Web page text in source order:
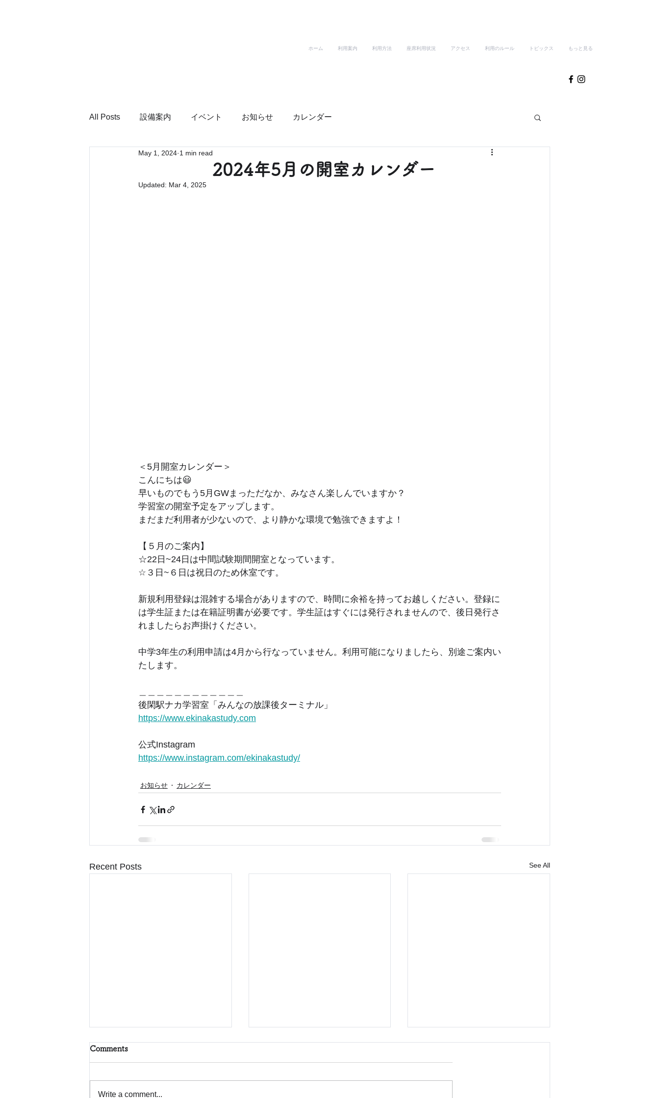
ホーム 利用案内 利用方法 座席利用状況 アクセス 利用のルール トピックス もっと見る
All Posts 設備案内 イベント お知らせ カレンダー
2024年5月の開室カレンダー
May 1, 2024 1 min read
Updated: Mar 4, 2025
＜5月開室カレンダー＞
こんにちは😃
早いものでもう5月GWまっただなか、みなさん楽しんでいますか？
学習室の開室予定をアップします。
まだまだ利用者が少ないので、より静かな環境で勉強できますよ！
【５月のご案内】
☆22日~24日は中間試験期間開室となっています。
☆３日~６日は祝日のため休室です。
新規利用登録は混雑する場合がありますので、時間に余裕を持ってお越しください。登録に
は学生証または在籍証明書が必要です。学生証はすぐには発行されませんので、後日発行さ
れましたらお声掛けください。
中学3年生の利用申請は4月から行なっていません。利用可能になりましたら、別途ご案内い
たします。
後閑駅ナカ学習室「みんなの放課後ターミナル」
https://www.ekinakastudy.com
公式Instagram
https://www.instagram.com/ekinakastudy/
お知らせ カレンダー
Recent Posts See All
Comments
Write a comment...